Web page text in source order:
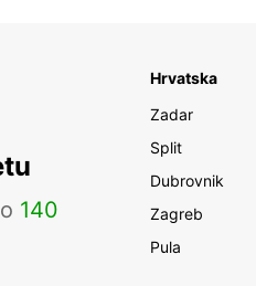
140
Hrvatska
Zadar
Split
Dubrovnik
Zagreb
Pula